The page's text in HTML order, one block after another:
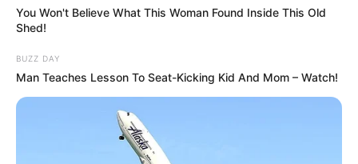
You Won't Believe What This Woman Found Inside This Old
Shed!
BUZZ DAY
Man Teaches Lesson To Seat-Kicking Kid And Mom – Watch!